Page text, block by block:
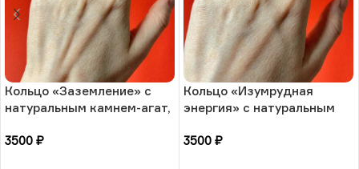
Кольцо «Заземление» с
натуральным камнем-агат,
3500 ₽
Кольцо «Изумрудная
энергия» с натуральным
размера, РБ
3500 ₽